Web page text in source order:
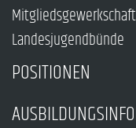
Landesjugendbünde
POSITIONEN